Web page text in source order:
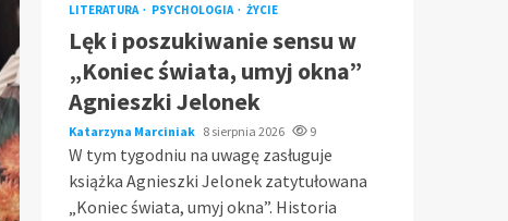
LITERATURA PSYCHOLOGIA ŻYCIE
Lęk i poszukiwanie sensu w
„Koniec świata, umyj okna”
Agnieszki Jelonek
Katarzyna Marciniak 8 sierpnia 2026 9
W tym tygodniu na uwagę zasługuje
książka Agnieszki Jelonek zatytułowana
„Koniec świata, umyj okna”. Historia